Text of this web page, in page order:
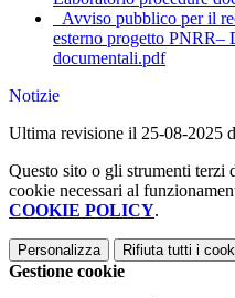
_Avviso pubblico per il
esterno progetto PNRR–
documentali.pdf
Notizie
Ultima revisione il 25-08-2025
Questo sito o gli strumenti terzi
cookie necessari al
COOKIE POLICY.
Personalizza Rifiuta tutti i
Gestione cookie